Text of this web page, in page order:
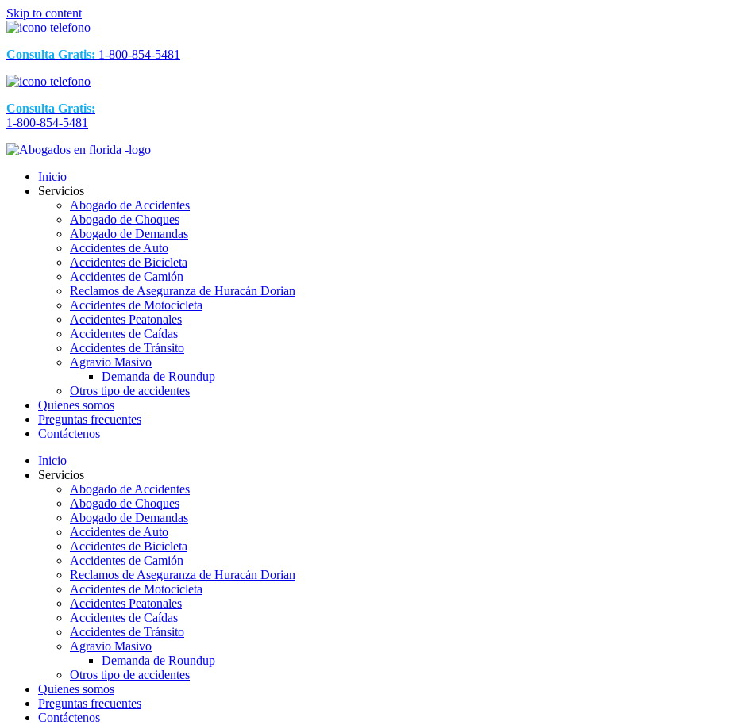
Skip to content
Consulta Gratis: 1-800-854-5481
Consulta Gratis:
1-800-854-5481
Inicio
Servicios
Abogado de Accidentes
Abogado de Choques
Abogado de Demandas
Accidentes de Auto
Accidentes de Bicicleta
Accidentes de Camión
Reclamos de Aseguranza de Huracán Dorian
Accidentes de Motocicleta
Accidentes Peatonales
Accidentes de Caídas
Accidentes de Tránsito
Agravio Masivo
Demanda de Roundup
Otros tipo de accidentes
Quienes somos
Preguntas frecuentes
Contáctenos
Inicio
Servicios
Abogado de Accidentes
Abogado de Choques
Abogado de Demandas
Accidentes de Auto
Accidentes de Bicicleta
Accidentes de Camión
Reclamos de Aseguranza de Huracán Dorian
Accidentes de Motocicleta
Accidentes Peatonales
Accidentes de Caídas
Accidentes de Tránsito
Agravio Masivo
Demanda de Roundup
Otros tipo de accidentes
Quienes somos
Preguntas frecuentes
Contáctenos